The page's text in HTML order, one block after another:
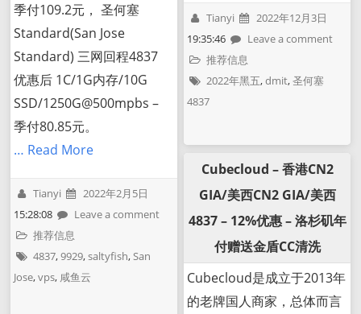
季付109.2元， 圣何塞
Standard(San Jose
Standard) 三网回程4837
优惠后 1C/1G内存/10G
SSD/1250G@500mpbs –
季付80.85元。
… Read More
Tianyi
2022年2月5日
15:28:08
Leave a comment
推荐信息
4837,9929,saltyfish, San
Jose,vps, 咸鱼云
Tianyi
2022年12月3日
19:35:46
Leave a comment
推荐信息
2022年黑五,dmit,圣何塞
4837
Cubecloud – 香港CN2
GIA/美西CN2 GIA/美西
4837 – 12%优惠 – 洛杉矶年
付赠送金盾CC清洗
Cubecloud是成立于2013年
的老牌国人商家，总体而言